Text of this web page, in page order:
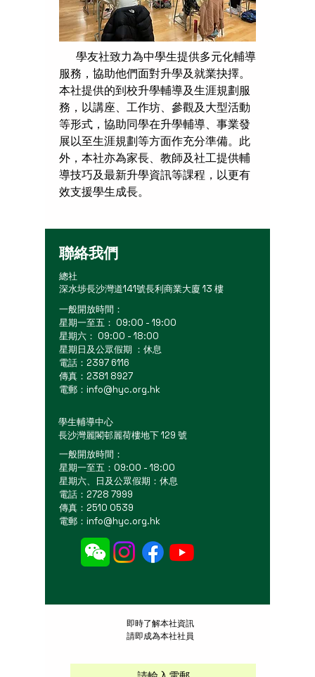
學友社致力為中學生提供多元化輔導
服務，協助他們面對升學及就業抉擇。
本社提供的到校升學輔導及生涯規劃服
務，以講座、工作坊、參觀及大型活動
等形式，協助同學在升學輔導、事業發
展以至生涯規劃等方面作充分準備。此
外，本社亦為家長、教師及社工提供輔
導技巧及最新升學資訊等課程，以更有
效支援學生成長。
聯絡我們
總社
深水埗長沙灣道141號長利商業大廈 13 樓
一般開放時間：
星期一至五： 09:00 - 19:00
星期六： 09:00 - 18:00
星期日及公眾假期 ：休息
電話：2397 6116
傳真：2381 8927
電郵： info@hyc.org.hk
學生輔導中心
長沙灣麗閣邨麗荷樓地下 129 號
一般開放時間：
星期一至五：09:00 - 18:00
星期六、日及公眾假期：休息
電話：2728 7999
傳真：2510 0539
電郵： info@hyc.org.hk
​即時了解本社資訊
請即成為本社社員